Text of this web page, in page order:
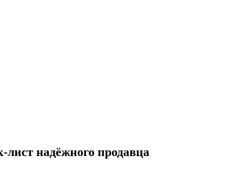
надёжного продавца